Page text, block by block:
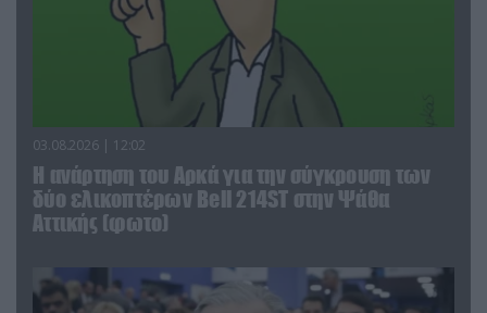
03.08.2026 | 12:02
Η ανάρτηση του Αρκά για την σύγκρουση των
δύο ελικοπτέρων Bell 214ST στην Ψάθα
Αττικής (φωτο)